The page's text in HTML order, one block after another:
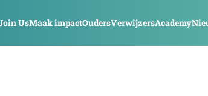
UsMaak impactOudersVerwijzersAcademy